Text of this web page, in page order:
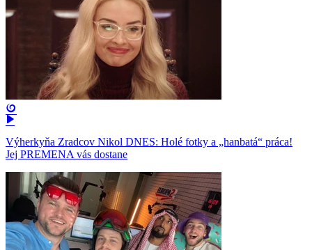
Výherkyňa Zradcov Nikol DNES: Holé fotky a „hanbatá“ práca!
Jej PREMENA vás dostane